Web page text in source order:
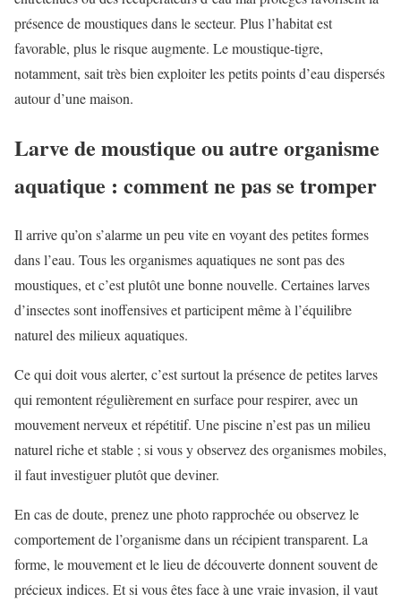
présence de moustiques dans le secteur. Plus l’habitat est
favorable, plus le risque augmente. Le moustique-tigre,
notamment, sait très bien exploiter les petits points d’eau dispersés
autour d’une maison.
Larve de moustique ou autre organisme
aquatique : comment ne pas se tromper
Il arrive qu’on s’alarme un peu vite en voyant des petites formes
dans l’eau. Tous les organismes aquatiques ne sont pas des
moustiques, et c’est plutôt une bonne nouvelle. Certaines larves
d’insectes sont inoffensives et participent même à l’équilibre
naturel des milieux aquatiques.
Ce qui doit vous alerter, c’est surtout la présence de petites larves
qui remontent régulièrement en surface pour respirer, avec un
mouvement nerveux et répétitif. Une piscine n’est pas un milieu
naturel riche et stable ; si vous y observez des organismes mobiles,
il faut investiguer plutôt que deviner.
En cas de doute, prenez une photo rapprochée ou observez le
comportement de l’organisme dans un récipient transparent. La
forme, le mouvement et le lieu de découverte donnent souvent de
précieux indices. Et si vous êtes face à une vraie invasion, il vaut